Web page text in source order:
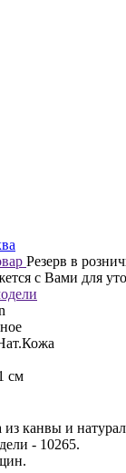
Резерв в
с Вами для
см
из канвы и
- 10265.